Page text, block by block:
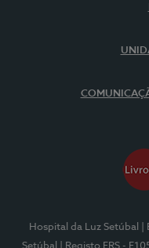
Hospital da Luz Setúbal